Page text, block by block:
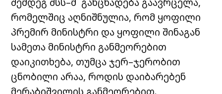
რომელშიც აღნიშნულია, რომ ყოფილი
პრემირ მინისტრი და ყოფილი შინაგან
სამეთა მინისტრი განმეორებით
დაიკითხება, თუმცა ჯერ–ჯერობით
ცნობილი არაა, როდის დაიბარებენ